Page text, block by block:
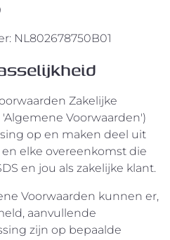
NL802678750B01
Zakelijke
Voorwaarden')
op en maken deel uit
en elke overeenkomst die
en jou als zakelijke klant.
Voorwaarden kunnen er,
aanvullende
zijn op bepaalde